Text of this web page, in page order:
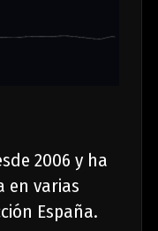
2006 y ha
en varias
España.